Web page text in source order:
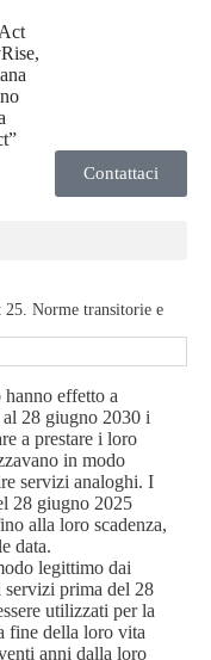
Contattaci
25. Norme transitorie e
effetto a
28 giugno 2030 i
a prestare i loro
in modo
servizi analoghi. I
28 giugno 2025
alla loro scadenza,
data.
legittimo dai
prima del 28
utilizzati per la
fine della loro vita
anni dalla loro